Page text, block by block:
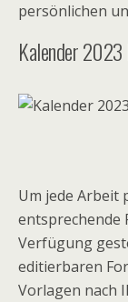
persönlichen
Kalender 2023
Um jede Arbeit
entsprechende
Verfügung
editierbaren
Vorlagen nach